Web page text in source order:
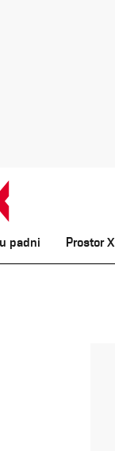
padni Prostor X